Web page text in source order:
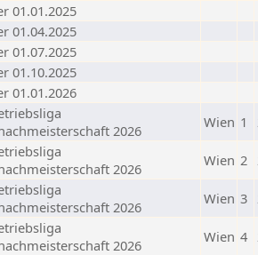
01.01.2025
01.04.2025
01.07.2025
01.10.2025
01.01.2026
2026
Wien 1
2026
Wien 2
2026
Wien 3
2026
Wien 4